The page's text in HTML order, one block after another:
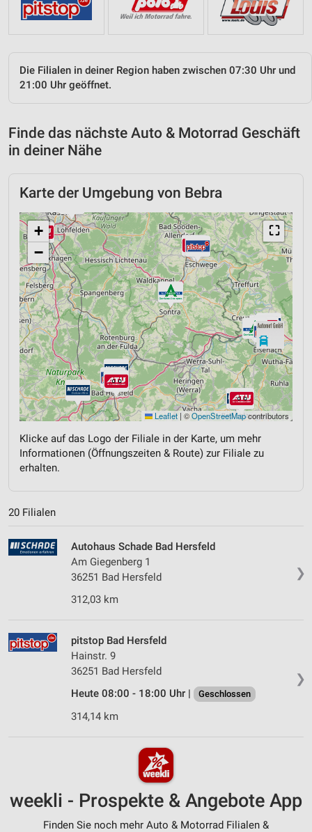
Die Filialen in deiner Region haben zwischen 07:30 Uhr und
21:00 Uhr geöffnet.
Finde das nächste Auto & Motorrad Geschäft
in deiner Nähe
Karte der Umgebung von Bebra
⛶
+
−
Leaflet | ©OpenStreetMapcontributors
Klicke auf das Logo der Filiale in der Karte, um mehr
Informationen (Öffnungszeiten & Route) zur Filiale zu
erhalten.
20 Filialen
❯
Autohaus Schade Bad Hersfeld
Am Giegenberg 1
36251 Bad Hersfeld
312,03 km
❯
pitstop Bad Hersfeld
Hainstr. 9
36251 Bad Hersfeld
Heute 08:00 - 18:00 Uhr |
Geschlossen
314,14 km
weekli - Prospekte & Angebote App
Finden Sie noch mehr Auto & Motorrad Filialen &